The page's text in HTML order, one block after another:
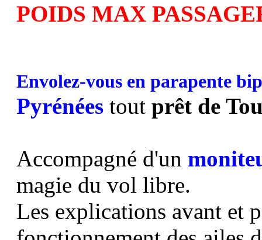
POIDS MAX
Envolez-vous en parapente
Pyrénées tout prêt de
Accompagné d'un
magie du vol libre.
Les explications avant et